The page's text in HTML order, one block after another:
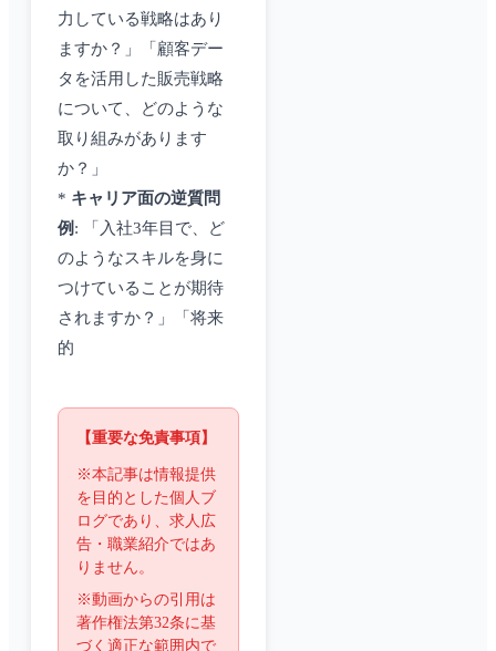
力している戦略はあり
ますか？」「顧客デー
タを活用した販売戦略
について、どのような
取り組みがあります
か？」
* キャリア面の逆質問
例 : 「入社3年目で、ど
のようなスキルを身に
つけていることが期待
されますか？」「将来
的
【重要な免責事項】
※本記事は情報提供
を目的とした個人ブ
ログであり、求人広
告・職業紹介ではあ
りません。
※動画からの引用は
著作権法第32条に基
づく適正な範囲内で